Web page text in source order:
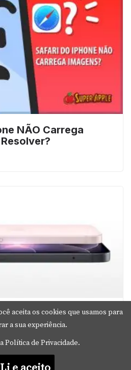
NÃO Carrega
Custo-
aceita os cookies que usamos para
a sua experiência.
Política de Privacidade.